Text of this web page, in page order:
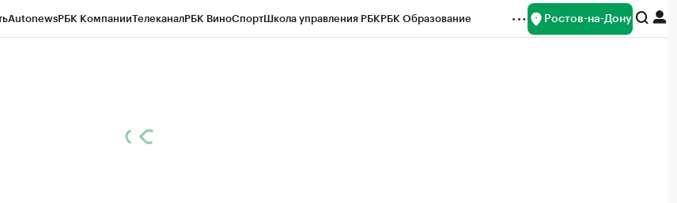
AutonewsРБК КомпанииТелеканалРБК ВиноСпортШкола управления РБКРБК Образование Ростов-на-Дону